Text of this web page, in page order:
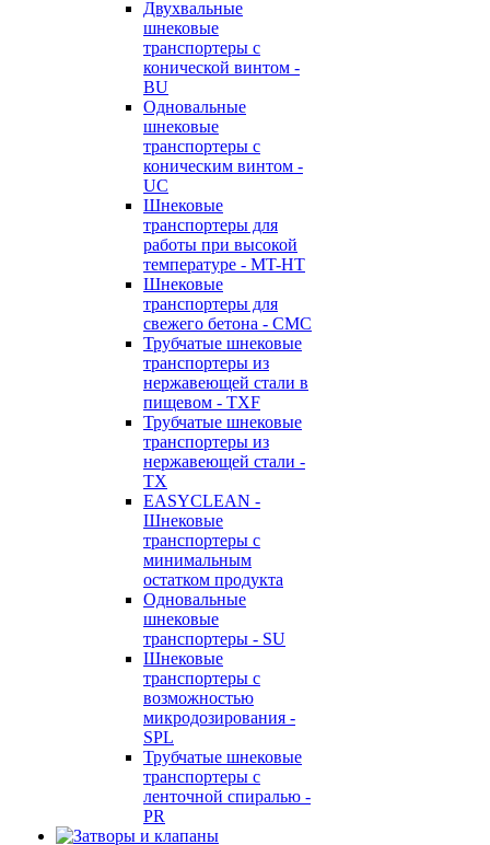
Двухвальные
шнековые
транспортеры с
конической винтом -
BU
Одновальные
шнековые
транспортеры с
коническим винтом -
UC
Шнековые
транспортеры для
работы при высокой
температуре - MT-HT
Шнековые
транспортеры для
свежего бетона - CMC
Трубчатые шнековые
транспортеры из
нержавеющей стали в
пищевом - TXF
Трубчатые шнековые
транспортеры из
нержавеющей стали -
TX
EASYCLEAN -
Шнековые
транспортеры с
минимальным
остатком продукта
Одновальные
шнековые
транспортеры - SU
Шнековые
транспортеры с
возможностью
микродозирования -
SPL
Трубчатые шнековые
транспортеры с
ленточной спиралью -
PR